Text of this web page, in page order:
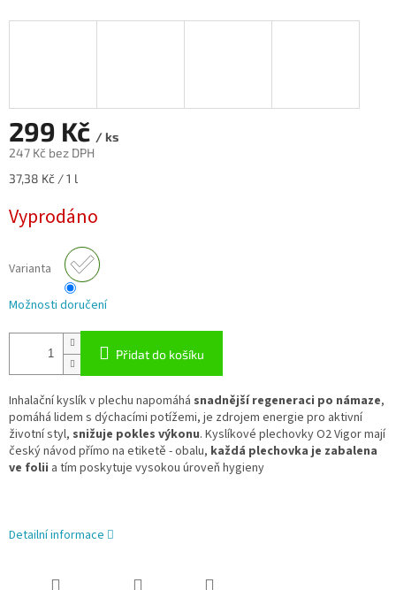
299 Kč / ks
247 Kč bez DPH
Měrná
37,38 Kč / 1 l
Vyprodáno
Varianta
Možnosti doručení
Přidat do košíku
Inhalační kyslík v plechu napomáhá snadnější regeneraci po námaze,
pomáhá lidem s dýchacími potížemi, je zdrojem energie pro aktivní
životní styl, snižuje pokles výkonu. Kyslíkové plechovky O2 Vigor mají
český návod přímo na etiketě - obalu, každá plechovka je zabalena
ve folii a tím poskytuje vysokou úroveň hygieny
Detailní informace